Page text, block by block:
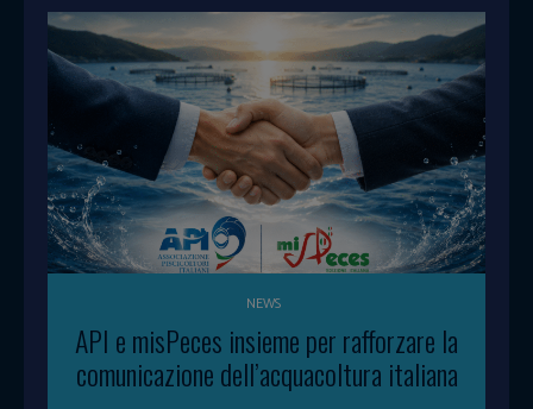
NEWS
API e misPeces insieme per rafforzare la
comunicazione dell’acquacoltura italiana